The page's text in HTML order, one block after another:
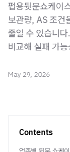
펍용뒷문쇼케이
보관량, AS 조건
줄일 수 있습니
비교해 실패 가
May 29, 2026
Contents